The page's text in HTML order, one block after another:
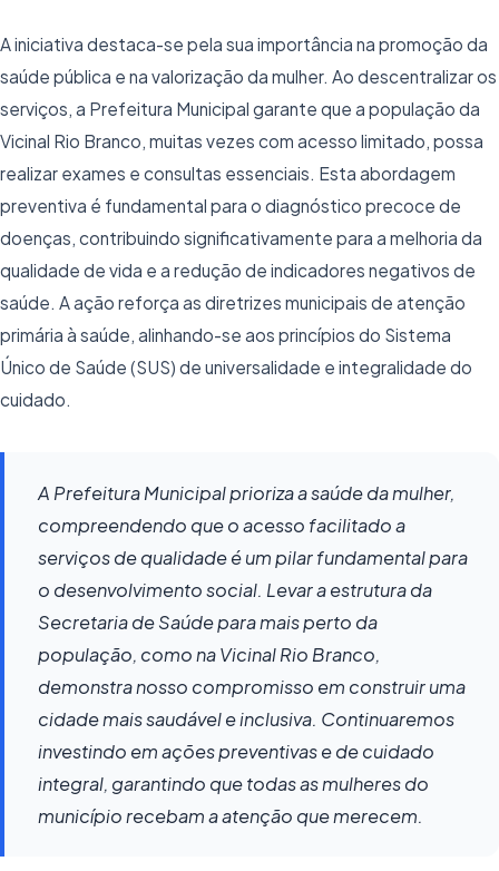
A iniciativa destaca-se pela sua importância na promoção da
saúde pública e na valorização da mulher. Ao descentralizar os
serviços, a Prefeitura Municipal garante que a população da
Vicinal Rio Branco, muitas vezes com acesso limitado, possa
realizar exames e consultas essenciais. Esta abordagem
preventiva é fundamental para o diagnóstico precoce de
doenças, contribuindo significativamente para a melhoria da
qualidade de vida e a redução de indicadores negativos de
saúde. A ação reforça as diretrizes municipais de atenção
primária à saúde, alinhando-se aos princípios do Sistema
Único de Saúde (SUS) de universalidade e integralidade do
cuidado.
A Prefeitura Municipal prioriza a saúde da mulher,
compreendendo que o acesso facilitado a
serviços de qualidade é um pilar fundamental para
o desenvolvimento social. Levar a estrutura da
Secretaria de Saúde para mais perto da
população, como na Vicinal Rio Branco,
demonstra nosso compromisso em construir uma
cidade mais saudável e inclusiva. Continuaremos
investindo em ações preventivas e de cuidado
integral, garantindo que todas as mulheres do
município recebam a atenção que merecem.